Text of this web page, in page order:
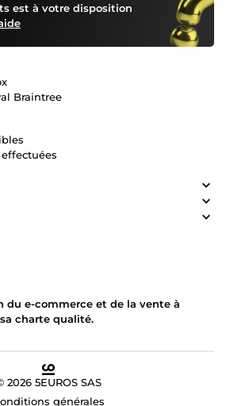
est à votre disposition
Braintree
du e-commerce et de la vente à
charte qualité.
2026 5EUROS SAS
générales